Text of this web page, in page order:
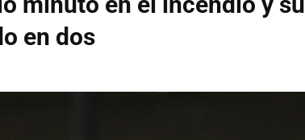
en dos